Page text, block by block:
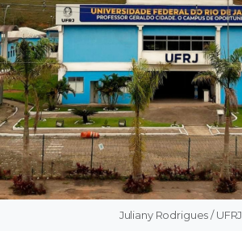
Juliany Rodrigues / UFRJ